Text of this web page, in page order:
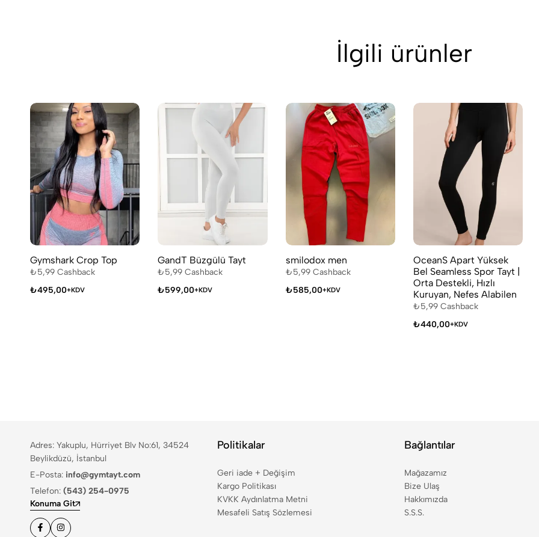
İlgili ürünler
Gymshark Crop Top
₺5,99 Cashback
₺495,00+KDV
GandT Büzgülü Tayt
₺5,99 Cashback
₺599,00+KDV
smilodox men
₺5,99Cashback
₺585,00+KDV
OceanS Apart Yüksek
Bel Seamless Spor Tayt |
Orta Destekli, Hızlı
Kuruyan, Nefes Alabilen
₺5,99Cashback
₺440,00+KDV
Adres: Yakuplu, Hürriyet Blv No:61, 34524
Beylikdüzü, İstanbul
E-Posta: info@gymtayt.com
Telefon: (543) 254-0975
Konuma Git
Politikalar
Geri iade + Değişim
Kargo Politikası
KVKK Aydınlatma Metni
Mesafeli Satış Sözlemesi
Bağlantılar
Mağazamız
Bize Ulaş
Hakkımızda
S.S.S.